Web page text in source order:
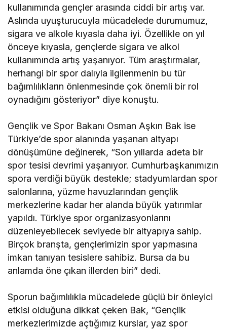
kullanımında gençler arasında ciddi bir artış var.
Aslında uyuşturucuyla mücadelede durumumuz,
sigara ve alkole kıyasla daha iyi. Özellikle on yıl
önceye kıyasla, gençlerde sigara ve alkol
kullanımında artış yaşanıyor. Tüm araştırmalar,
herhangi bir spor dalıyla ilgilenmenin bu tür
bağımlılıkların önlenmesinde çok önemli bir rol
oynadığını gösteriyor” diye konuştu.
Gençlik ve Spor Bakanı Osman Aşkın Bak ise
Türkiye’de spor alanında yaşanan altyapı
dönüşümüne değinerek, “Son yıllarda adeta bir
spor tesisi devrimi yaşanıyor. Cumhurbaşkanımızın
spora verdiği büyük destekle; stadyumlardan spor
salonlarına, yüzme havuzlarından gençlik
merkezlerine kadar her alanda büyük yatırımlar
yapıldı. Türkiye spor organizasyonlarını
düzenleyebilecek seviyede bir altyapıya sahip.
Birçok branşta, gençlerimizin spor yapmasına
imkan tanıyan tesislere sahibiz. Bursa da bu
anlamda öne çıkan illerden biri” dedi.
Sporun bağımlılıkla mücadelede güçlü bir önleyici
etkisi olduğuna dikkat çeken Bak, “Gençlik
merkezlerimizde açtığımız kurslar, yaz spor